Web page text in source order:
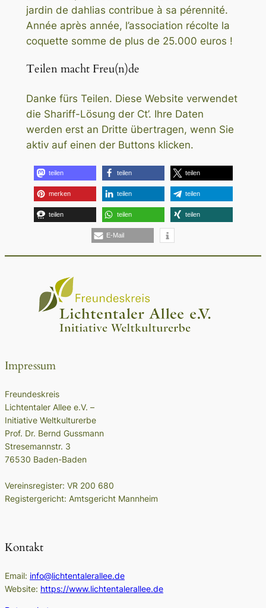
jardin de dahlias contribue à sa pérennité.
Année après année, l’association récolte la
coquette somme de plus de 25.000 euros !
Teilen macht Freu(n)de
Danke fürs Teilen. Diese Website verwendet
die Shariff-Lösung der Ct’. Ihre Daten
werden erst an Dritte übertragen, wenn Sie
aktiv auf einen der Buttons klicken.
teilen teilen teilen
merken teilen teilen
teilen teilen teilen
E-Mail
Impressum
Freundeskreis
Lichtentaler Allee e.V. –
Initiative Weltkulturerbe
Prof. Dr. Bernd Gussmann
Stresemannstr. 3
76530 Baden-Baden
Vereinsregister: VR 200 680
Registergericht: Amtsgericht Mannheim
Kontakt
Email: info@lichtentalerallee.de
Website: https://www.lichtentalerallee.de